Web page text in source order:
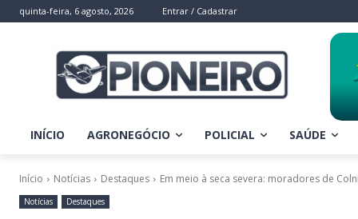
quinta-feira, 6 agosto, 2026 Entrar / Cadastrar
INÍCIO AGRONEGÓCIO POLICIAL SAÚDE
Início Notícias Destaques Em meio à seca severa: moradores de
Notícias Destaques